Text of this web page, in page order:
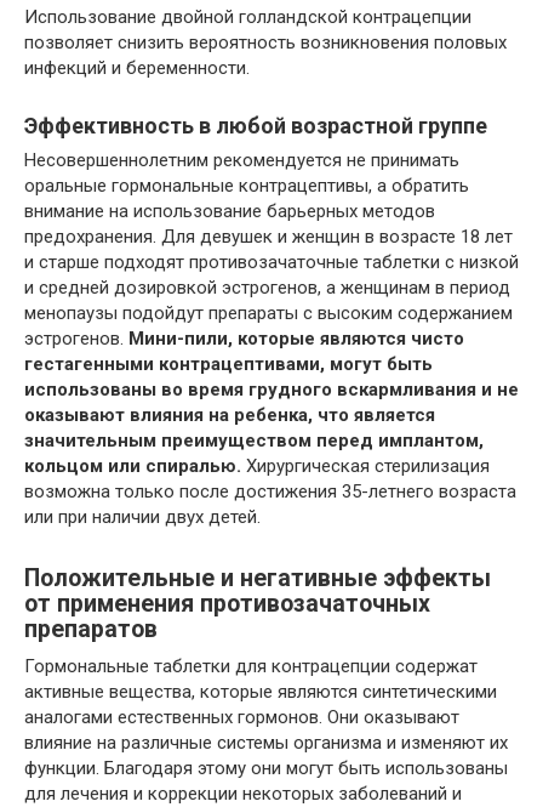
Использование двойной голландской контрацепции
позволяет снизить вероятность возникновения половых
инфекций и беременности.
Эффективность в любой возрастной группе
Несовершеннолетним рекомендуется не принимать
оральные гормональные контрацептивы, а обратить
внимание на использование барьерных методов
предохранения. Для девушек и женщин в возрасте 18 лет
и старше подходят противозачаточные таблетки с низкой
и средней дозировкой эстрогенов, а женщинам в период
менопаузы подойдут препараты с высоким содержанием
эстрогенов. Мини-пили, которые являются чисто
гестагенными контрацептивами, могут быть
использованы во время грудного вскармливания и не
оказывают влияния на ребенка, что является
значительным преимуществом перед имплантом,
кольцом или спиралью. Хирургическая стерилизация
возможна только после достижения 35-летнего возраста
или при наличии двух детей.
Положительные и негативные эффекты
от применения противозачаточных
препаратов
Гормональные таблетки для контрацепции содержат
активные вещества, которые являются синтетическими
аналогами естественных гормонов. Они оказывают
влияние на различные системы организма и изменяют их
функции. Благодаря этому они могут быть использованы
для лечения и коррекции некоторых заболеваний и